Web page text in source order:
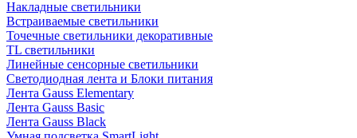
Накладные светильники
Встраиваемые светильники
Точечные светильники декоративные
TL светильники
Линейные сенсорные светильники
Светодиодная лента и Блоки питания
Лента Gauss Elementary
Лента Gauss Basic
Лента Gauss Black